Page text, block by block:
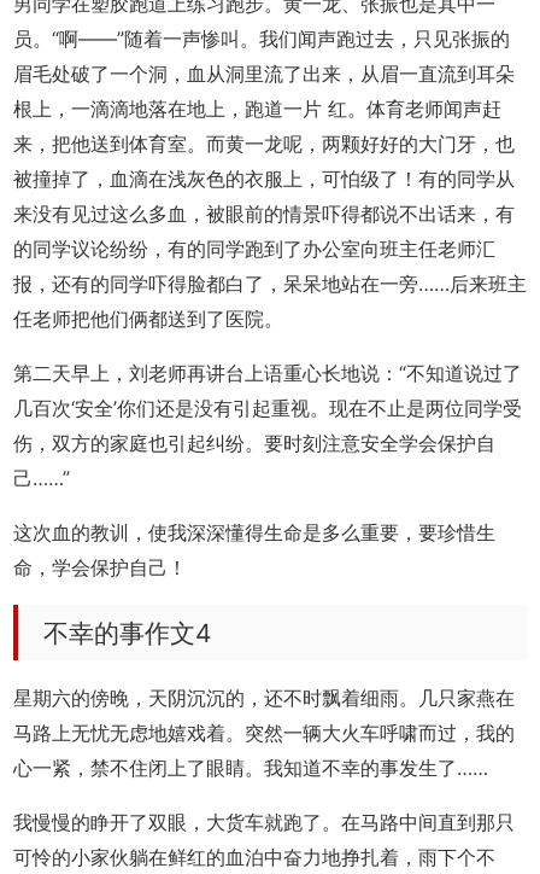
员。“啊――”随着一声惨叫。我们闻声跑过去，只见张振的
眉毛处破了一个洞，血从洞里流了出来，从眉一直流到耳朵
根上，一滴滴地落在地上，跑道一片 红。体育老师闻声赶
来，把他送到体育室。而黄一龙呢，两颗好好的大门牙，也
被撞掉了，血滴在浅灰色的衣服上，可怕级了！有的同学从
来没有见过这么多血，被眼前的情景吓得都说不出话来，有
的同学议论纷纷，有的同学跑到了办公室向班主任老师汇
报，还有的同学吓得脸都白了，呆呆地站在一旁……后来班主
任老师把他们俩都送到了医院。
第二天早上，刘老师再讲台上语重心长地说：“不知道说过了
几百次‘安全’你们还是没有引起重视。现在不止是两位同学受
伤，双方的家庭也引起纠纷。要时刻注意安全学会保护自
己……”
这次血的教训，使我深深懂得生命是多么重要，要珍惜生
命，学会保护自己！
不幸的事作文4
星期六的傍晚，天阴沉沉的，还不时飘着细雨。几只家燕在
马路上无忧无虑地嬉戏着。突然一辆大火车呼啸而过，我的
心一紧，禁不住闭上了眼睛。我知道不幸的事发生了……
我慢慢的睁开了双眼，大货车就跑了。在马路中间直到那只
可怜的小家伙躺在鲜红的血泊中奋力地挣扎着，雨下个不